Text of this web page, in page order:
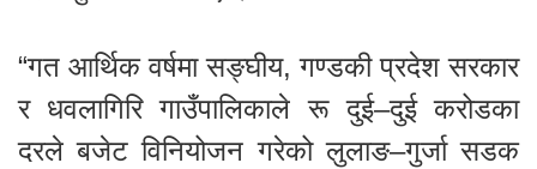
“गत आर्थिक वर्षमा सङ्घीय, गण्डकी प्रदेश सरकार
र धवलागिरि गाउँपालिकाले रू दुई–दुई करोडका
दरले बजेट विनियोजन गरेको लुलाङ–गुर्जा सडक